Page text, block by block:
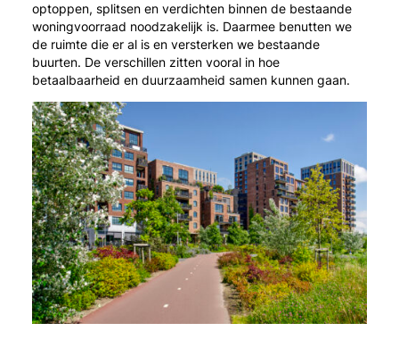
optoppen, splitsen en verdichten binnen de bestaande
woningvoorraad noodzakelijk is. Daarmee benutten we
de ruimte die er al is en versterken we bestaande
buurten. De verschillen zitten vooral in hoe
betaalbaarheid en duurzaamheid samen kunnen gaan.